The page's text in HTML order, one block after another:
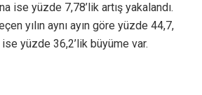
ise yüzde 7,78’lik artış yakalandı.
yılın aynı ayın göre yüzde 44,7,
yüzde 36,2’lik büyüme var.